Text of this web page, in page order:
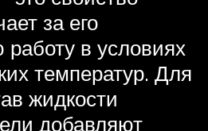
за его
в условиях
температур. Для
жидкости
добавляют